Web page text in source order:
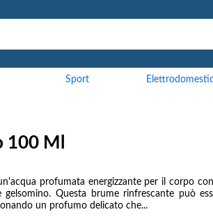
Sport
100 Ml
profumata energizzante per il corpo
Questa brume rinfrescante può
un profumo delicato che...